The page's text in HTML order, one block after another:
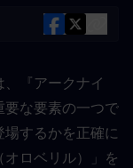
『アークナイ
な要素の一つで
するかを正確に
ロベリル）」を